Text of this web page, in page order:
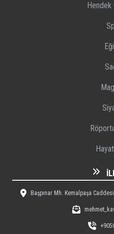
Hendek
Başpınar Mh. Kemalpaşa